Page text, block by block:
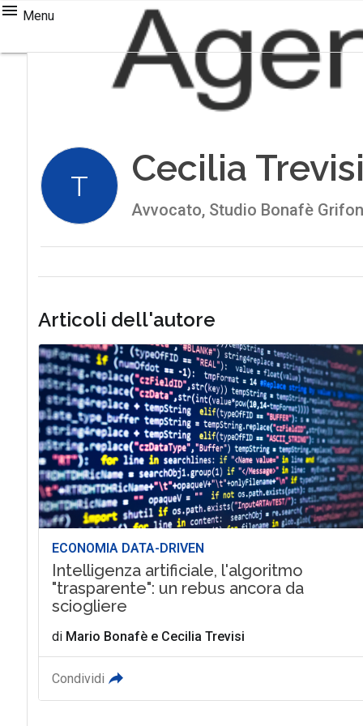
Menu
T Cecilia
Avvocato, Studio Bonafè
Articoli dell'autore
ECONOMIA DATA-DRIVEN
Intelligenza artificiale, l'algoritmo
"trasparente": un rebus ancora da
sciogliere
di Mario Bonafèe Cecilia Trevisi
Condividi